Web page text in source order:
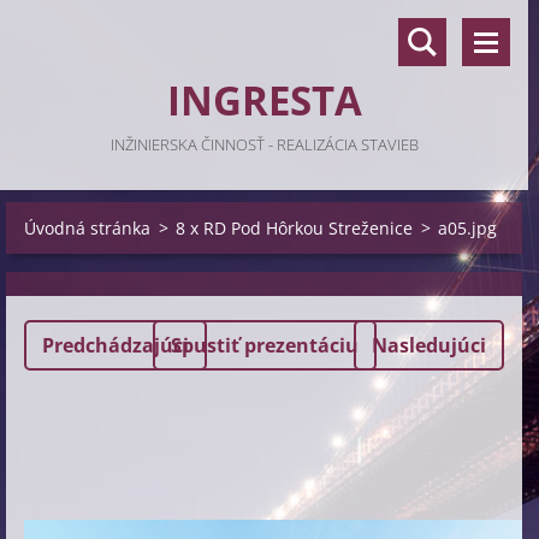
INGRESTA
INŽINIERSKA ČINNOSŤ - REALIZÁCIA STAVIEB
Úvodná stránka > 8 x RD Pod Hôrkou Streženice > a05.jpg
PredchádzajúciSpustiť prezentáciu Nasledujúci